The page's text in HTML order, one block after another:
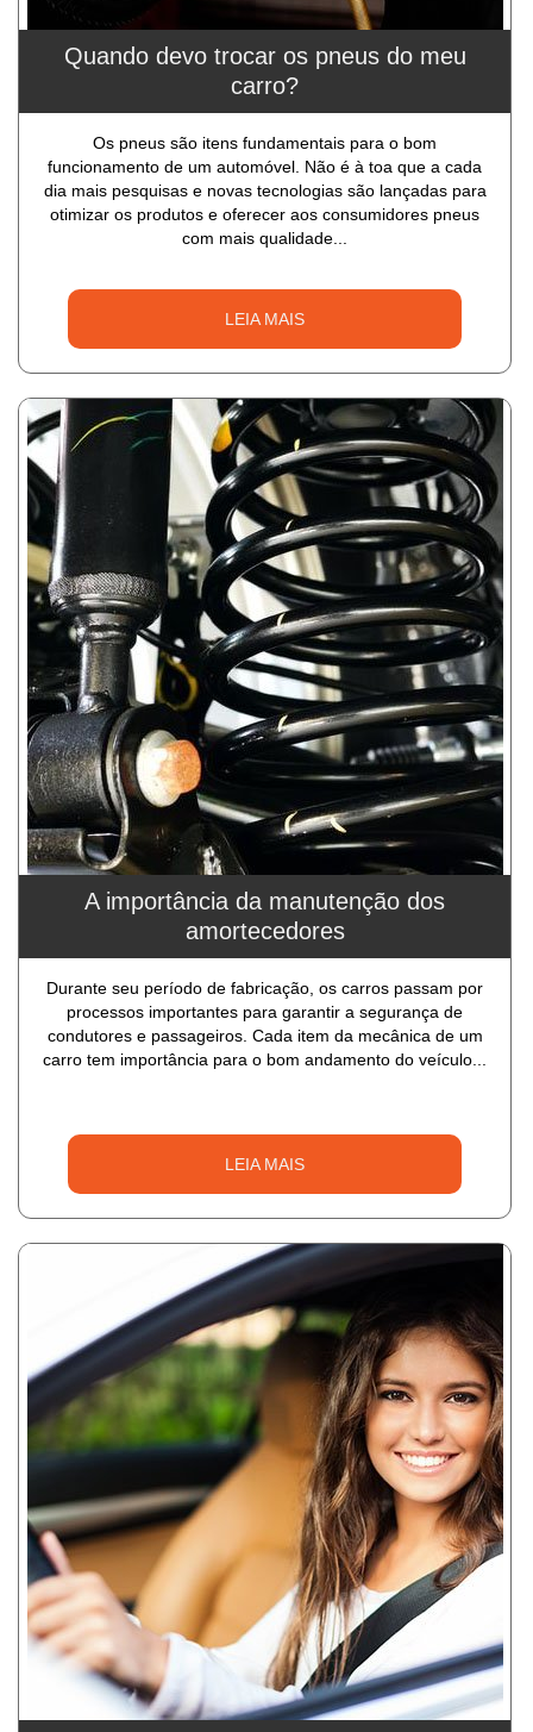
Quando devo trocar os pneus do meu
carro?
Os pneus são itens fundamentais para o bom
funcionamento de um automóvel. Não é à toa que a cada
dia mais pesquisas e novas tecnologias são lançadas para
otimizar os produtos e oferecer aos consumidores pneus
com mais qualidade...
LEIA MAIS
A importância da manutenção dos
amortecedores
Durante seu período de fabricação, os carros passam por
processos importantes para garantir a segurança de
condutores e passageiros. Cada item da mecânica de um
carro tem importância para o bom andamento do veículo...
LEIA MAIS